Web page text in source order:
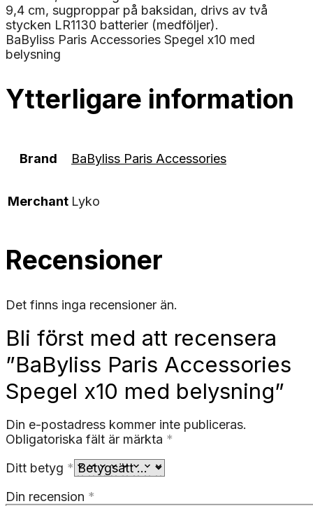
9,4 cm, sugproppar på baksidan, drivs av två
stycken LR1130 batterier (medföljer).
BaByliss Paris Accessories Spegel x10 med
belysning
Ytterligare information
Brand BaByliss Paris Accessories
Merchant Lyko
Recensioner
Det finns inga recensioner än.
Bli först med att recensera
”BaByliss Paris Accessories
Spegel x10 med belysning”
Din e-postadress kommer inte publiceras.
Obligatoriska fält är märkta *
Ditt betyg *
Din recension *